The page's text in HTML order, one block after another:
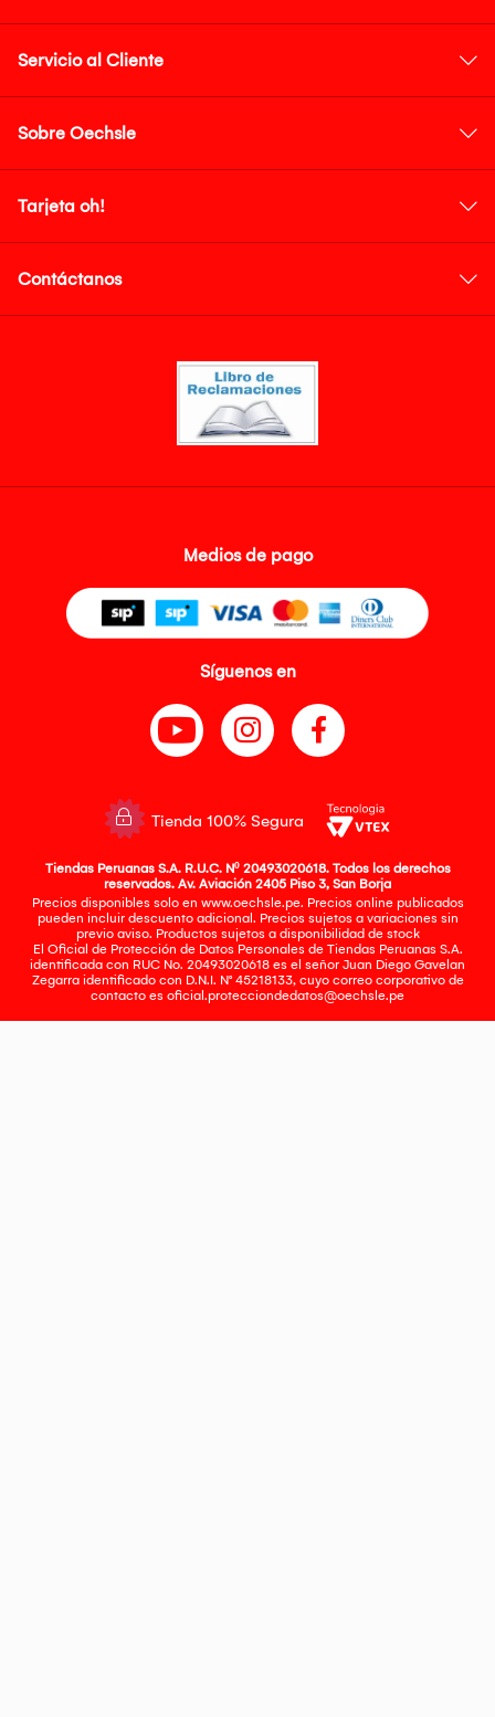
Servicio al Cliente
Sobre Oechsle
Tarjeta oh!
Contáctanos
Medios de pago
Síguenos en
Tienda 100% Segura
Tiendas Peruanas S.A. R.U.C. Nº 20493020618. Todos los derechos
reservados. Av. Aviación 2405 Piso 3, San Borja
Precios disponibles solo en www.oechsle.pe. Precios online publicados
pueden incluir descuento adicional. Precios sujetos a variaciones sin
previo aviso. Productos sujetos a disponibilidad de stock
El Oficial de Protección de Datos Personales de Tiendas Peruanas S.A.
identificada con RUC No. 20493020618 es el señor Juan Diego Gavelan
Zegarra identificado con D.N.I. N° 45218133, cuyo correo corporativo de
contacto es oficial.protecciondedatos@oechsle.pe